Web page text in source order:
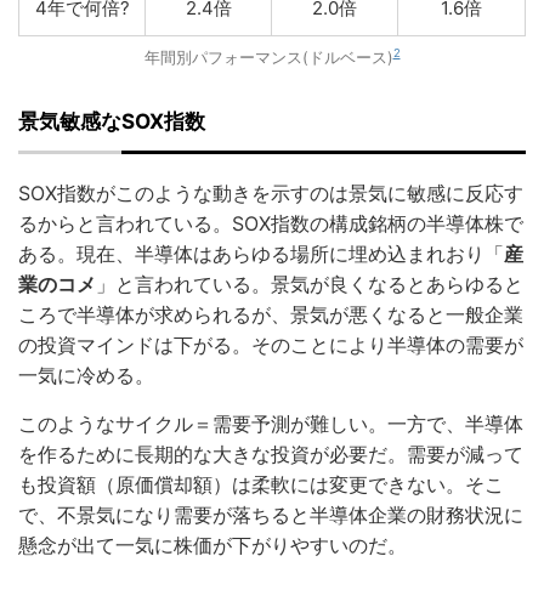
4年で何倍? 2.4倍 2.0倍 1.6倍
年間別パフォーマンス(ドルベース)2
景気敏感なSOX指数
SOX指数がこのような動きを示すのは景気に敏感に反応す
るからと言われている。SOX指数の構成銘柄の半導体株で
ある。現在、半導体はあらゆる場所に埋め込まれおり「産
業のコメ 」と言われている。景気が良くなるとあらゆると
ころで半導体が求められるが、景気が悪くなると一般企業
の投資マインドは下がる。そのことにより半導体の需要が
一気に冷める。
このようなサイクル＝需要予測が難しい。一方で、半導体
を作るために長期的な大きな投資が必要だ。需要が減って
も投資額（原価償却額）は柔軟には変更できない。そこ
で、不景気になり需要が落ちると半導体企業の財務状況に
懸念が出て一気に株価が下がりやすいのだ。